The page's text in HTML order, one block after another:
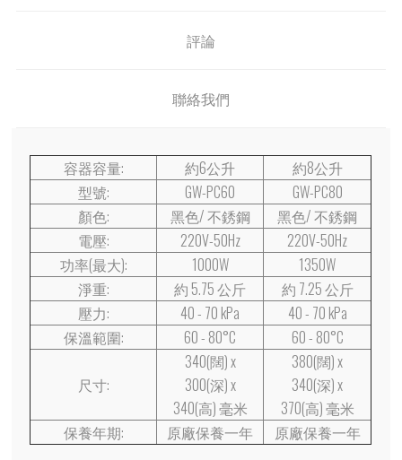
評論
聯絡我們
容器容量: 約6公升
約8公升
型號:
GW-PC60
GW-PC80
顏色:
黑色/ 不銹鋼
黑色/ 不銹鋼
電壓:
220V-50Hz
220V-50Hz
功率(最大):
1000W
1350W
淨重:
約 5.75 公斤
約 7.25 公斤
壓力:
40 - 70 kPa
40 - 70 kPa
保溫範圍:
60 - 80°C 60 - 80°C
尺寸:
340(闊) x
300(深) x
340(高) 毫米
380(闊) x
340(深) x
370(高) 毫米
保養年期:
原廠保養一年 原廠保養一年